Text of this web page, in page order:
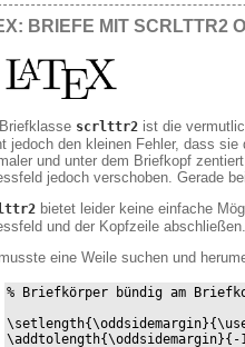
BRIEFE MIT SCRLTTR2
scrlttr2 ist die
jedoch den kleinen Fehler, dass
und unter dem Briefkopf
jedoch verschoben. Gerade
bietet leider keine einfache
und der Kopfzeile abschließen.
eine Weile suchen und
% Briefkörper bündig am